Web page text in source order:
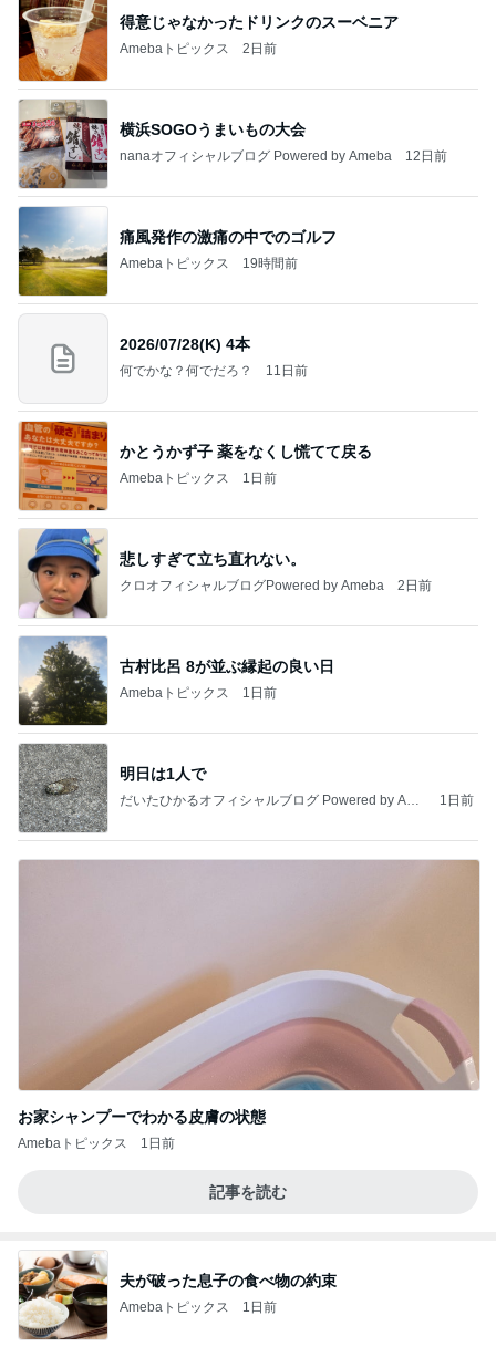
得意じゃなかったドリンクのスーベニア
Amebaトピックス 2日前
横浜SOGOうまいもの大会
nanaオフィシャルブログ Powered by Ameba 12日前
痛風発作の激痛の中でのゴルフ
Amebaトピックス 19時間前
2026/07/28(K) 4本
何でかな？何でだろ？ 11日前
かとうかず子 薬をなくし慌てて戻る
Amebaトピックス 1日前
悲しすぎて立ち直れない。
クロオフィシャルブログPowered by Ameba 2日前
古村比呂 8が並ぶ縁起の良い日
Amebaトピックス 1日前
明日は1人で
だいたひかるオフィシャルブログ Powered by Ame
1日前
お家シャンプーでわかる皮膚の状態
Amebaトピックス 1日前
記事を読む
夫が破った息子の食べ物の約束
Amebaトピックス 1日前